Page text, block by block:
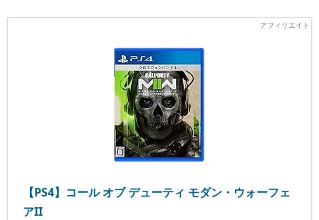
【PS4】コール オブ デューティ モダン・ウォーフェ
アII